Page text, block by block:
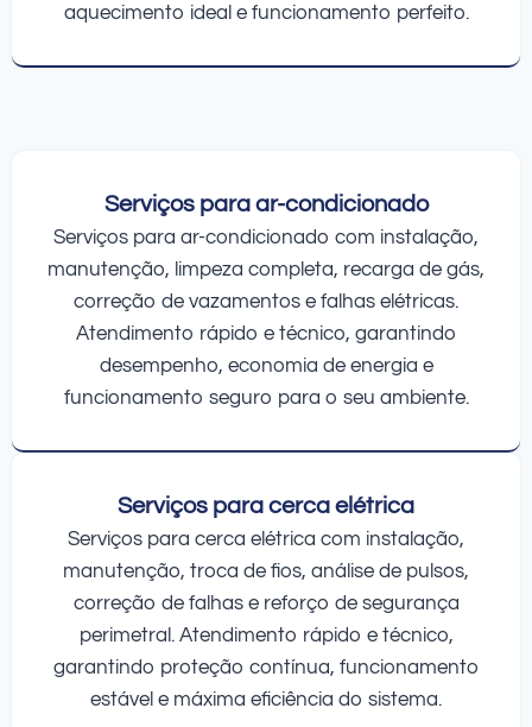
aquecimento ideal e funcionamento perfeito.
Serviços para ar-condicionado
Serviços para ar-condicionado com instalação,
manutenção, limpeza completa, recarga de gás,
correção de vazamentos e falhas elétricas.
Atendimento rápido e técnico, garantindo
desempenho, economia de energia e
funcionamento seguro para o seu ambiente.
Serviços para cerca elétrica
Serviços para cerca elétrica com instalação,
manutenção, troca de fios, análise de pulsos,
correção de falhas e reforço de segurança
perimetral. Atendimento rápido e técnico,
garantindo proteção contínua, funcionamento
estável e máxima eficiência do sistema.